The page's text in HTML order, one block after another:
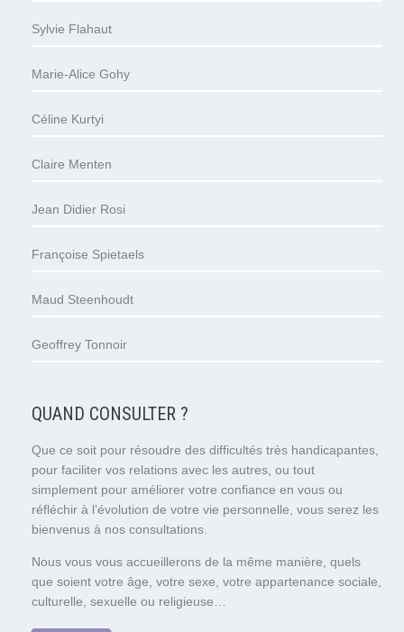
Sylvie Flahaut
Marie-Alice Gohy
Céline Kurtyi
Claire Menten
Jean Didier Rosi
Françoise Spietaels
Maud Steenhoudt
Geoffrey Tonnoir
QUAND CONSULTER ?
Que ce soit pour résoudre des difficultés très handicapantes,
pour faciliter vos relations avec les autres, ou tout
simplement pour améliorer votre confiance en vous ou
réfléchir à l’évolution de votre vie personnelle, vous serez les
bienvenus à nos consultations.
Nous vous vous accueillerons de la même manière, quels
que soient votre âge, votre sexe, votre appartenance sociale,
culturelle, sexuelle ou religieuse…